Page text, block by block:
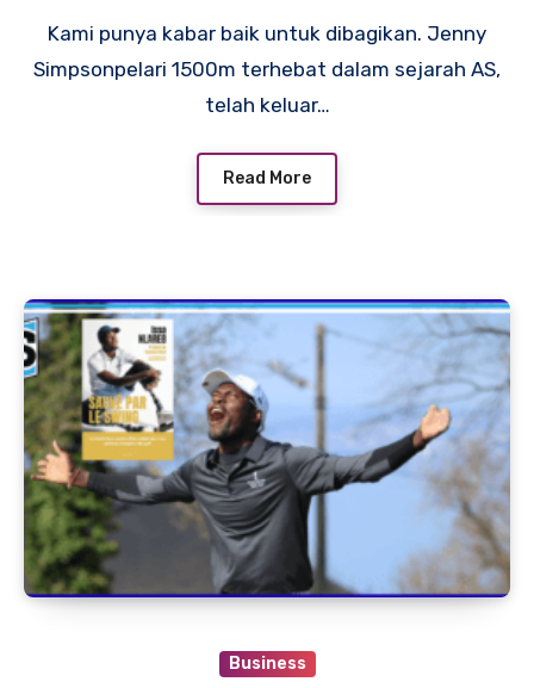
Kami punya kabar baik untuk dibagikan. Jenny
Simpsonpelari 1500m terhebat dalam sejarah AS,
telah keluar…
Read More
Business